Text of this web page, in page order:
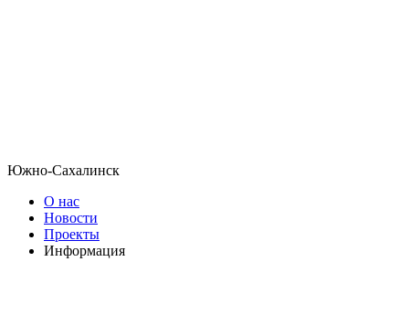
Южно-Сахалинск
О нас
Новости
Проекты
Информация